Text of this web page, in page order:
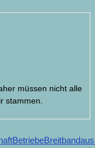
müssen nicht alle
stammen.
Betriebe